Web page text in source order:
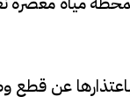
عن